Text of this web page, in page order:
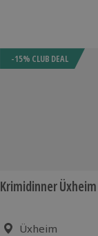
-15% CLUB DEAL
Krimidinner Üxheim
Üxheim